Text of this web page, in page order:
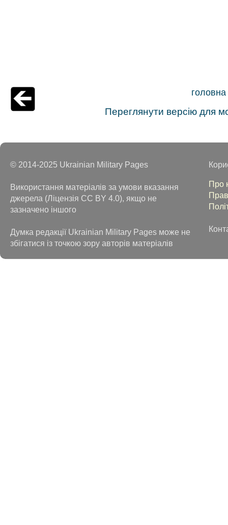
головна
Переглянути версію для
© 2014-2025 Ukrainian Military Pages
Використання матеріалів за умови вказання
джерела (Ліцензія CC BY 4.0), якщо не
зазначено іншого
Думка редакції Ukrainian Military Pages може не
збігатися із точкою зору авторів матеріалів
Про